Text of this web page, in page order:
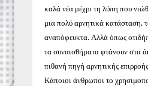
καλά νέα μέχρι τη λύπη που
μια πολύ αρνητικά κατάσταση,
αναπόφευκτα.Αλλά όπως
τα συναισθήματα φτάνουν στα
πιθανή πηγή αρνητικής
Κάποιοι άνθρωποι το